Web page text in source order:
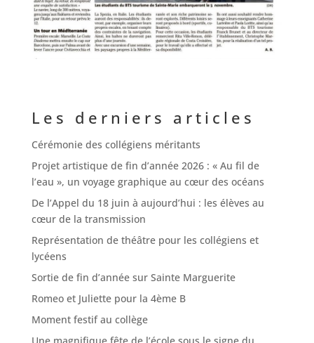
Les derniers articles
Cérémonie des collégiens méritants
Projet artistique de fin d’année 2026 : « Au fil de
l’eau », un voyage graphique au cœur des océans
De l’Appel du 18 juin à aujourd’hui : les élèves au
cœur de la transmission
Représentation de théâtre pour les collégiens et
lycéens
Sortie de fin d’année sur Sainte Marguerite
Romeo et Juliette pour la 4ème B
Moment festif au collège
Une magnifique fête de l’école sous le signe du